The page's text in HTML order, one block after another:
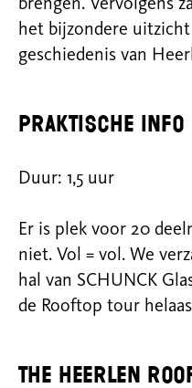
brengen. Vervolgens
het bijzondere
geschiedenis van
Praktische info
Duur: 1,5 uur
Er is plek voor 20
niet. Vol = vol. We v
hal van SCHUNCK
de Rooftop tour
The heerlen